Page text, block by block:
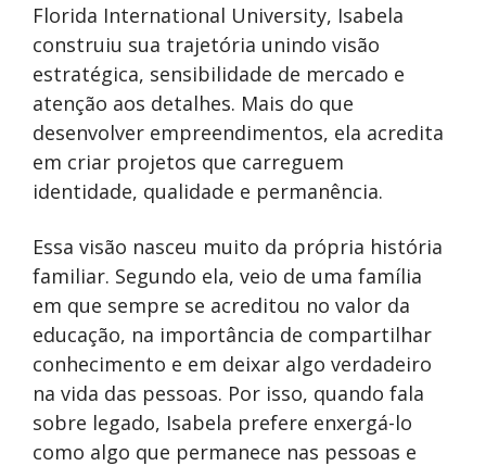
Florida International University, Isabela
construiu sua trajetória unindo visão
estratégica, sensibilidade de mercado e
atenção aos detalhes. Mais do que
desenvolver empreendimentos, ela acredita
em criar projetos que carreguem
identidade, qualidade e permanência.
Essa visão nasceu muito da própria história
familiar. Segundo ela, veio de uma família
em que sempre se acreditou no valor da
educação, na importância de compartilhar
conhecimento e em deixar algo verdadeiro
na vida das pessoas. Por isso, quando fala
sobre legado, Isabela prefere enxergá-lo
como algo que permanece nas pessoas e